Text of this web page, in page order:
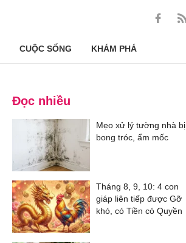
CUỘC SỐNG KHÁM PHÁ
Đọc nhiều
Mẹo xử lý tường nhà bị
bong tróc, ẩm mốc
Tháng 8, 9, 10: 4 con
giáp liên tiếp được Gỡ
khó, có Tiền có Quyền